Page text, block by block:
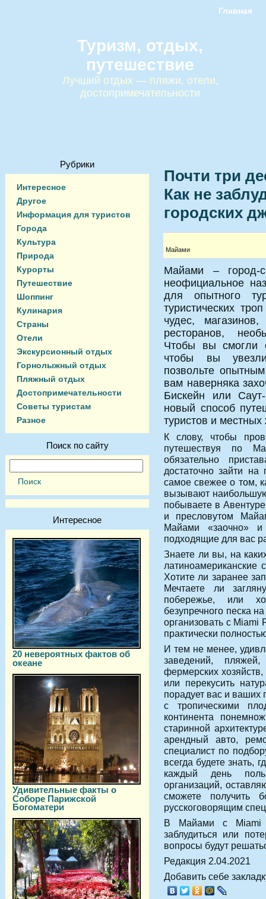
Главная
Туризм, отдых,
путешествие
Лучший отдых — пляжи, отели,
достопримечательности
Рубрики
Интересное
Другое
Информация для туристов
Города
Культура
Природа
Курорты
Путешествие
Шоппинг
Кулинария
Страны
Отели
Экскурсионный отдых
Горнолыжный отдых
Пляжный отдых
Достопримечательности
Советы туристам
Разное
Поиск по сайту
Интересное
20 невероятных фактов об
океане
Удивительные факты о
Соборе Парижской
Богоматери
Почти три
Как не
городских
Майами
Майами – город-
неофициальное
для опытного
туристических
чудес,
ресторанов,
Чтобы вы смогли
чтобы вы
позвольте
вам наверняка
Бискейн или
новый способ
туристов и местных
К слову, чтобы
путешествуя по
обязательно
достаточно зайти
самое свежее о том,
вызывают
побываете в
и пресловутом
Майами «заочно» и
подходящие для вас
Знаете ли вы, на
латиноамериканские
Хотите ли заранее
Мечтаете ли
побережье, или
безупречного песка
организовать с Miami
практически
И тем не менее,
заведений,
фермерских
или перекусить
порадует вас и ваших
с тропическими
континента
старинной
арендный авто,
специалист по
всегда будете знать,
каждый день
организаций,
сможете получить
русскоговорящим
В Майами с Miami
заблудиться или
вопросы будут
Редакция 2.04.2021
Добавить себе